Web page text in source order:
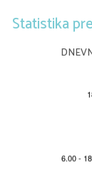
Statistika